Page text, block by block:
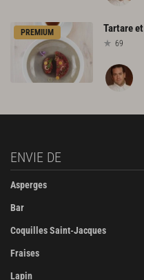
PREMIUM Tartareet
69
ENVIE DE
Asperges
Bar
Coquilles Saint-Jacques
Fraises
Lapin